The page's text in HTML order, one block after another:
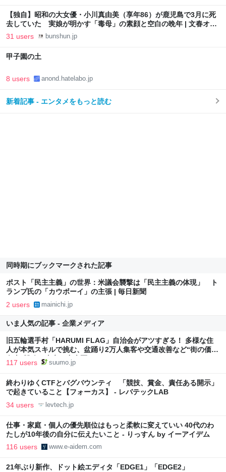
【独自】昭和の大女優・小川真由美（享年86）が鹿児島で3月に死
去していた 実娘が明かす「毒母」の素顔と空白の晩年 | 文春オン
ライン
31 users bunshun.jp
甲子園の土
8 users anond.hatelabo.jp
新着記事 - エンタメをもっと読む
同時期にブックマークされた記事
ポスト「民主主義」の世界：米議会襲撃は「民主主義の体現」 ト
ランプ氏の「カウボーイ」の主張 | 毎日新聞
2 users mainichi.jp
いま人気の記事 - 企業メディア
旧五輪選手村「HARUMI FLAG」自治会がアツすぎる！ 多様な住
人が本気スキルで挑む、盆踊り2万人集客や交通改善など“街の価値
向上”戦略 東京・中央区
117 users suumo.jp
終わりゆくCTFとバグバウンティ 「競技、賞金、責任ある開示」
で起きていること【フォーカス】 - レバテックLAB
34 users levtech.jp
仕事・家庭・個人の優先順位はもっと柔軟に変えていい 40代のわ
たしが10年後の自分に伝えたいこと - りっすん by イーアイデム
116 users www.e-aidem.com
21年ぶり新作、ドット絵エディタ「EDGE1」「EDGE2」